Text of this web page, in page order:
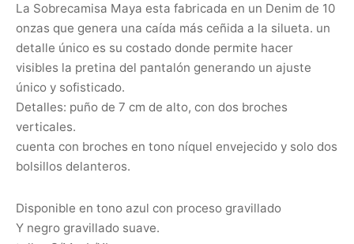
La Sobrecamisa Maya esta fabricada en un Denim de 10
onzas que genera una caída más ceñida a la silueta. un
detalle único es su costado donde permite hacer
visibles la pretina del pantalón generando un ajuste
único y sofisticado.
Detalles: puño de 7 cm de alto, con dos broches
verticales.
cuenta con broches en tono níquel envejecido y solo dos
bolsillos delanteros.
Disponible en tono azul con proceso gravillado
Y negro gravillado suave.